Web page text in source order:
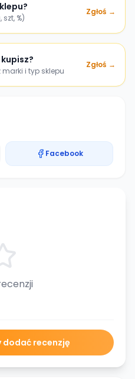
%)
Zgłoś →
i typ sklepu
Zgłoś →
Facebook
dodać recenzję